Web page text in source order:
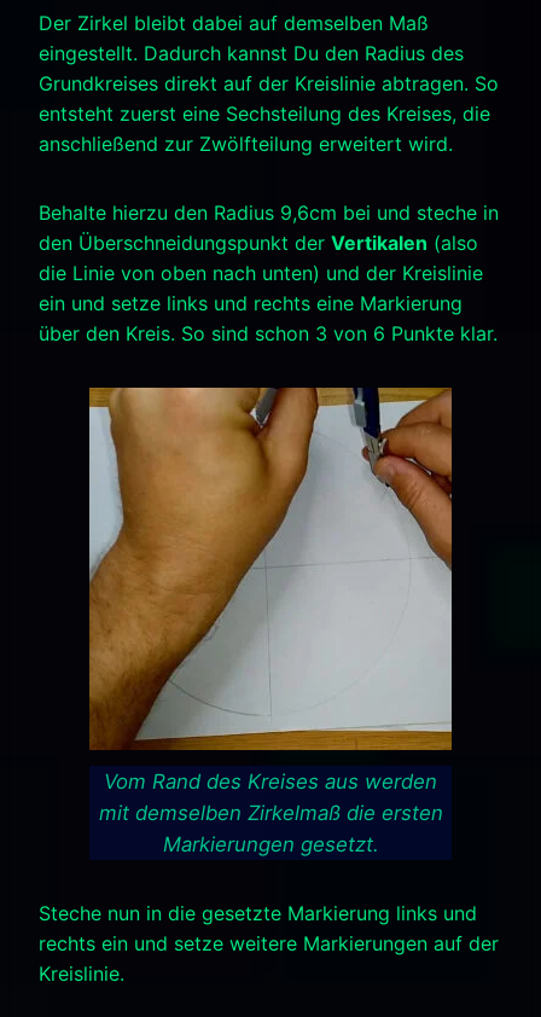
Der Zirkel bleibt dabei auf demselben Maß
eingestellt. Dadurch kannst Du den Radius des
Grundkreises direkt auf der Kreislinie abtragen. So
entsteht zuerst eine Sechsteilung des Kreises, die
anschließend zur Zwölfteilung erweitert wird.
Behalte hierzu den Radius 9,6cm bei und steche in
den Überschneidungspunkt der Vertikalen (also
die Linie von oben nach unten) und der Kreislinie
ein und setze links und rechts eine Markierung
über den Kreis. So sind schon 3 von 6 Punkte klar.
Vom Rand des Kreises aus werden
mit demselben Zirkelmaß die ersten
Markierungen gesetzt.
Steche nun in die gesetzte Markierung links und
rechts ein und setze weitere Markierungen auf der
Kreislinie.